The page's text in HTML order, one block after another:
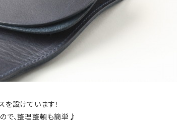
を設けています！
で、整理整頓も簡単♪